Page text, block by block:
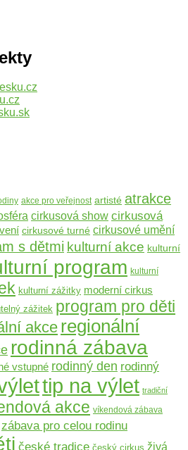
akce pro veřejnost artisté atrakce
cirkusová show cirkusová
cirkusové turné cirkusové umění
s dětmi kulturní akce kulturní
program kulturní
kulturní zážitky moderní cirkus
zážitek program pro děti
akceregionální
rodinná zábava
vstupné rodinný den rodinný
tip na výlet tradiční
akce víkendová zábava
zábava pro celou rodinu
české tradice český cirkus živá